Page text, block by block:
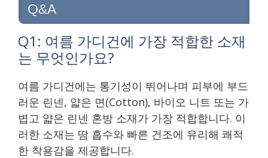
Q&A
Q1: 여름 가디건에 가장 적합한 소재
는 무엇인가요?
여름 가디건에는 통기성이 뛰어나며 피부에 부드
러운 린넨, 얇은 면(Cotton), 바이오 니트 또는 가
볍고 얇은 린넨 혼방 소재가 가장 적합합니다. 이
러한 소재는 땀 흡수와 빠른 건조에 유리해 쾌적
한 착용감을 제공합니다.